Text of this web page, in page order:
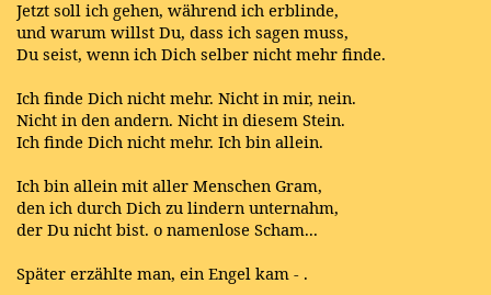
Jetzt soll ich gehen, während ich erblinde,
und warum willst Du, dass ich sagen muss,
Du seist, wenn ich Dich selber nicht mehr finde.
Ich finde Dich nicht mehr. Nicht in mir, nein.
Nicht in den andern. Nicht in diesem Stein.
Ich finde Dich nicht mehr. Ich bin allein.
Ich bin allein mit aller Menschen Gram,
den ich durch Dich zu lindern unternahm,
der Du nicht bist. o namenlose Scham...
Später erzählte man, ein Engel kam - .